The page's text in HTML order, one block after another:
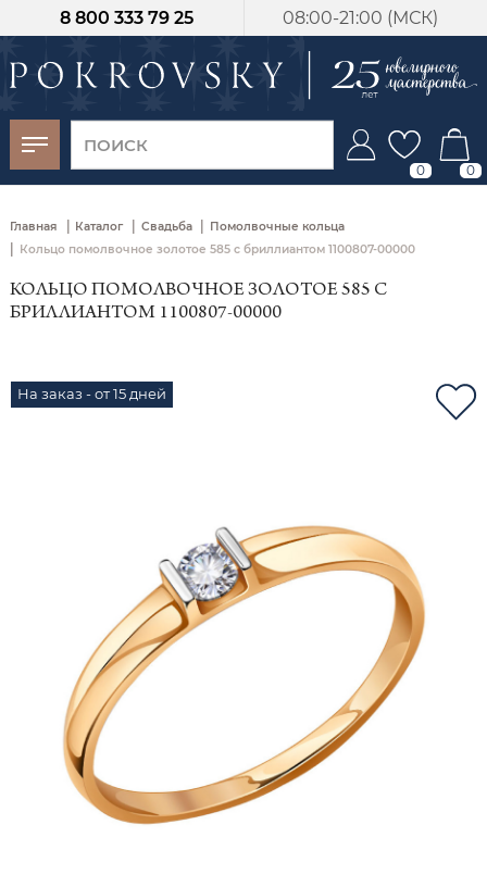
08:00-21:00 (МСК)
8 800 333 79 25
0 0
Главная | Каталог | Свадьба | Помолвочные кольца
| Кольцо помолвочное золотое 585 с бриллиантом 1100807-00000
КОЛЬЦО ПОМОЛВОЧНОЕ ЗОЛОТОЕ 585 С
БРИЛЛИАНТОМ 1100807-00000
На заказ - от 15 дней
-30%
от 15 дней с
момента оплаты